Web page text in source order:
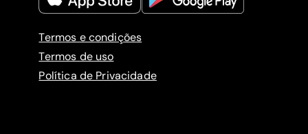
Termos e condições
Termos de uso
Política de Privacidade